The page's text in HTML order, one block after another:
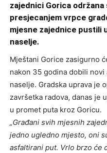
zajednici Gorica
presjecanjem vrpce
mjesne zajednice pustili
naselje.
Mještani Gorice zasigurno
nakon 35 godina dobili
naselje. Gradska uprava je
završetka radova, danas je
u promet puta kroz Goricu.
„Građani svih mjesnih
jedno ugledno mjesto, oni
asfaltirani put. Vrlo brzo će